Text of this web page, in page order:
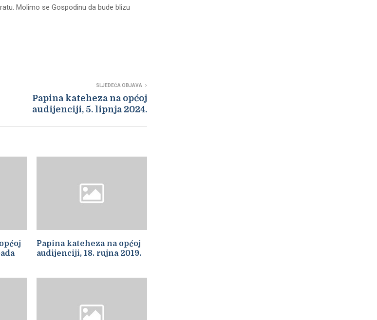
Molimo se Gospodinu da bude blizu
SLJEDEĆA OBJAVA
Papina kateheza na općoj
audijenciji, 5. lipnja 2024.
Papina kateheza na općoj
audijenciji, 18. rujna 2019.